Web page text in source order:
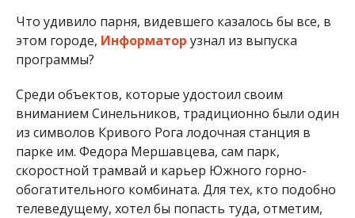
Что удивило парня, видевшего казалось бы все, в
этом городе, Информатор узнал из выпуска
программы?
Среди объектов, которые удостоил своим
вниманием Синельников, традиционно были один
из символов Кривого Рога лодочная станция в
парке им. Федора Мершавцева, сам парк,
скоростной трамвай и карьер Южного горно-
обогатительного комбината. Для тех, кто подобно
телеведущему, хотел бы попасть туда, отметим,